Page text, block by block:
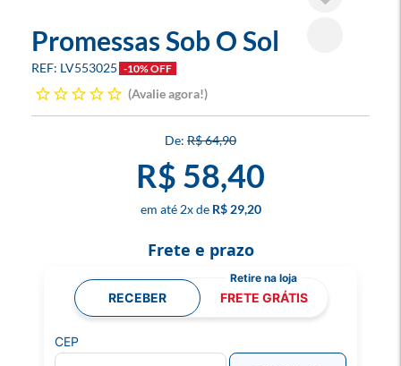
Promessas Sob O Sol
LV553025 -10% OFF
Avalie agora!
R$ 64,90
R$ 58,40
2x R$ 29,20
Frete e prazo
RECEBER FRETE GRÁTIS
CEP